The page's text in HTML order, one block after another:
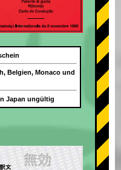
Belgien, Monaco und
Japan ungültig